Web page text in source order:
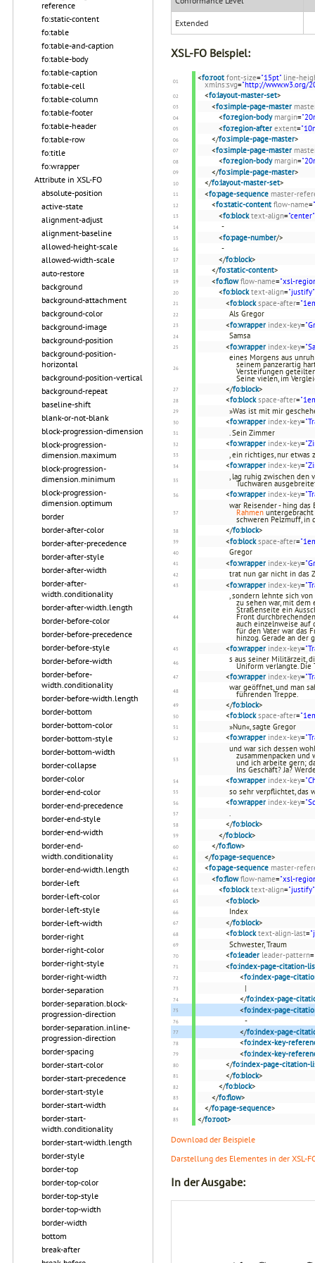
reference
fo:static-content
fo:table
fo:table-and-caption
fo:table-body
fo:table-caption
fo:table-cell
fo:table-column
fo:table-footer
fo:table-header
fo:table-row
fo:title
fo:wrapper
Attribute in XSL-FO
absolute-position
active-state
alignment-adjust
alignment-baseline
allowed-height-scale
allowed-width-scale
auto-restore
background
background-attachment
background-color
background-image
background-position
background-position-
horizontal
background-position-vertical
background-repeat
baseline-shift
blank-or-not-blank
block-progression-dimension
block-progression-
dimension.maximum
block-progression-
dimension.minimum
block-progression-
dimension.optimum
border
border-after-color
border-after-precedence
border-after-style
border-after-width
border-after-
width.conditionality
border-after-width.length
border-before-color
border-before-precedence
border-before-style
border-before-width
border-before-
width.conditionality
border-before-width.length
border-bottom
border-bottom-color
border-bottom-style
border-bottom-width
border-collapse
border-color
border-end-color
border-end-precedence
border-end-style
border-end-width
border-end-
width.conditionality
border-end-width.length
border-left
border-left-color
border-left-style
border-left-width
border-right
border-right-color
border-right-style
border-right-width
border-separation
border-separation.block-
progression-direction
border-separation.inline-
progression-direction
border-spacing
border-start-color
border-start-precedence
border-start-style
border-start-width
border-start-
width.conditionality
border-start-width.length
border-style
border-top
border-top-color
border-top-style
border-top-width
border-width
bottom
break-after
Extended
XSL-FO Beispiel:
<fo:root font-size="15pt" line-
xmlns:svg="http://www.w3.org/
<fo:layout-master-set>
<fo:simple-page-master
<fo:region-body margin=
<fo:region-after extent=
</fo:simple-page-master>
<fo:simple-page-master
<fo:region-body margin=
</fo:simple-page-master>
</fo:layout-master-set>
<fo:page-sequence master-
<fo:static-content flow-name=
<fo:block text-align="center"
-
<fo:page-number/>
-
</fo:block>
</fo:static-content>
<fo:flow flow-name="xsl-
<fo:block text-align="justify"
<fo:block space-after=
Als Gregor
<fo:wrapper index-key=
Samsa
<fo:wrapper index-key=
eines Morgens aus
seinem panzerartig
Versteifungen
Seine vielen, im
</fo:block>
<fo:block space-after=
»Was ist mit mir
<fo:wrapper index-key=
. Sein Zimmer
<fo:wrapper index-key=
, ein richtiges, nur etwas
<fo:wrapper index-key=
, lag ruhig zwischen den
Tuchwaren
<fo:wrapper index-key=
war Reisender - hing
Rahmen untergebracht
schweren Pelzmuff, in
</fo:block>
<fo:block space-after=
Gregor
<fo:wrapper index-key=
trat nun gar nicht in das
<fo:wrapper index-key=
, sondern lehnte sich
zu sehen war, mit
Straßenseite ein
Front
auch einzelnweise auf
für den Vater war das
hinzog. Gerade an der
<fo:wrapper index-key=
s aus seiner Militärzeit,
Uniform verlangte. Die
<fo:wrapper index-key=
war geöffnet, und man
führenden Treppe.
</fo:block>
<fo:block space-after=
»Nun«, sagte Gregor
<fo:wrapper index-key=
und war sich dessen
zusammenpacken und
und ich arbeite gern;
Ins Geschäft? Ja?
<fo:wrapper index-key=
so sehr verpflichtet, das
<fo:wrapper index-key=
.
</fo:block>
</fo:block>
</fo:flow>
</fo:page-sequence>
<fo:page-sequence master-
<fo:flow flow-name="xsl-
<fo:block text-align="justify"
<fo:block>
Index
</fo:block>
<fo:block text-align-last=
Schwester, Traum
<fo:leader leader-pattern=
<fo:index-page-citation-
<fo:index-page-
|
</fo:index-page-
<fo:index-page-
-
</fo:index-page-
<fo:index-key-
<fo:index-key-
</fo:index-page-citation-
</fo:block>
</fo:block>
</fo:flow>
</fo:page-sequence>
</fo:root>
Download der Beispiele
Darstellung des Elementes in der XSL-
In der Ausgabe: